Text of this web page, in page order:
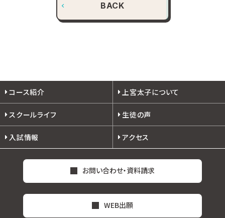
BACK
コース紹介 上宮太子について
スクールライフ 生徒の声
入試情報 アクセス
お問い合わせ・資料請求
WEB出願